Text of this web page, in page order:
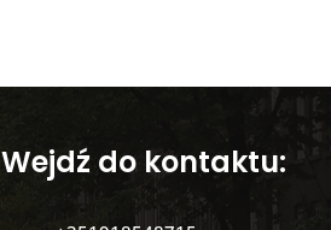
​Wejdź do kontaktu: